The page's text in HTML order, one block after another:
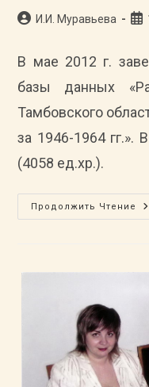
АвторИ.И. Муравьева
В мае 2012 г.
базы данных
Тамбовского
за 1946-1964 гг.».
(4058 ед.хр.).
Продолжить Чтение